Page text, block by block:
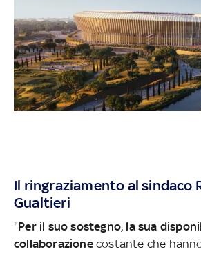
Il ringraziamento al sindaco
Gualtieri
"Per il suo sostegno, la sua
collaborazionecostante che